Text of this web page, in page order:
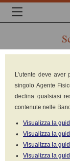
Light
Progress
s.r.l.
Arezzo
UV Fan
1/25
Tipologia:
Alimentazione:
L'utente deve aver
singolo Agente
declina qualsiasi
contenute nelle
Visualizza la
Visualizza la
Visualizza la
Visualizza la